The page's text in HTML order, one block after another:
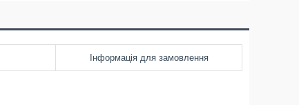
Інформація для замовлення